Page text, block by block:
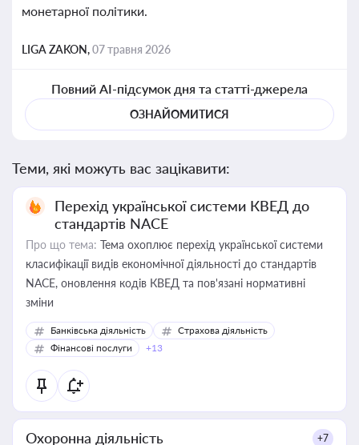
монетарної політики.
LIGA ZAKON,07 травня 2026
Повний AI-підсумок дня та статті-джерела
ОЗНАЙОМИТИСЯ
Теми, які можуть вас зацікавити:
Перехід української системи КВЕД до
стандартів NACE
Про що тема: Тема охоплює перехід української системи
класифікації видів економічної діяльності до стандартів
NACE, оновлення кодів КВЕД та пов'язані нормативні
зміни
Банківська діяльність
Страхова діяльність
Фінансові послуги
+13
Охоронна діяльність +7